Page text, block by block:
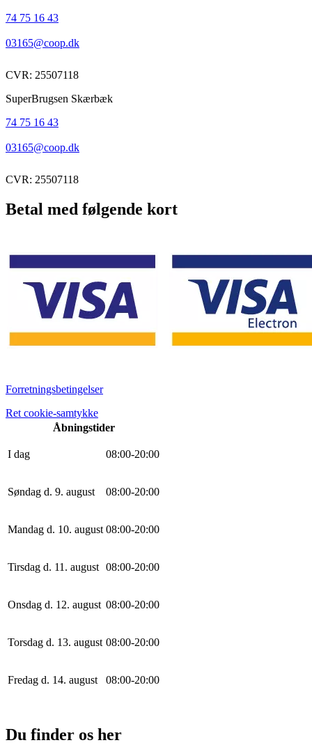
74 75 16 43
03165@coop.dk
CVR: 25507118
SuperBrugsen Skærbæk
74 75 16 43
03165@coop.dk
CVR: 25507118
Betal med følgende kort
Forretningsbetingelser
Ret cookie-samtykke
Åbningstider
I dag 08:00-20:00
Søndag d. 9. august 08:00-20:00
Mandag d. 10. august 08:00-20:00
Tirsdag d. 11. august 08:00-20:00
Onsdag d. 12. august 08:00-20:00
Torsdag d. 13. august 08:00-20:00
Fredag d. 14. august 08:00-20:00
Du finder os her